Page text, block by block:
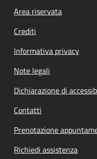
Footer menu
Area riservata
Crediti
Informativa privacy
Note legali
Dichiarazione di
Contatti
Prenotazione
Richiedi assistenza